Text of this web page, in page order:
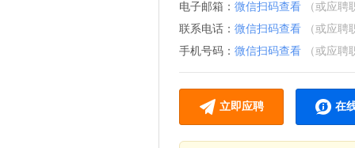
电子邮箱： 微信扫码查看
（或应聘
联系电话： 微信扫码查看
（或应聘
手机号码： 微信扫码查看 （或应聘
立即应聘 在